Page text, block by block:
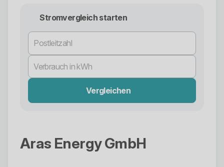
Stromvergleich starten
Vergleichen
Aras Energy GmbH